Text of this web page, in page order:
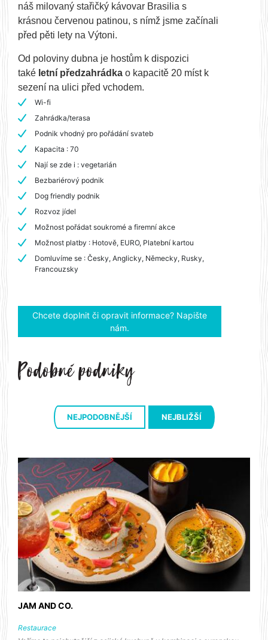
náš milovaný stařičký kávovar Brasilia s
krásnou červenou patinou, s nímž jsme začínali
před pěti lety na Výtoni.
Od poloviny dubna je hostům k dispozici
také letní předzahrádka o kapacitě 20 míst k
sezení na ulici před vchodem.
Wi-fi
Zahrádka/terasa
Podnik vhodný pro pořádání svateb
Kapacita : 70
Nají se zde i : vegetarián
Bezbariérový podnik
Dog friendly podnik
Rozvoz jídel
Možnost pořádat soukromé a firemní akce
Možnost platby : Hotově, EURO, Platební kartou
Domluvíme se : Česky, Anglicky, Německy, Rusky,
Francouzsky
Chcete doplnit či opravit informace? Napište
nám.
NEJPODOBNĚJŠÍ NEJBLIŽŠÍ
JAM AND CO.
Restaurace